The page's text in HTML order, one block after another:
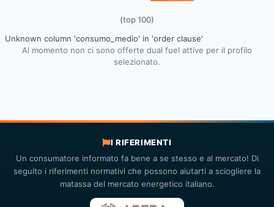
(top 100)
Unknown column 'consumo_medio' in 'order clause'
Al momento non ci sono offerte dual fuel attive per il profilo
selezionato.
I RIFERIMENTI
Un consumatore informato fa bene a se stesso e al mercato! Di
seguito i riferimenti normativi che possono aiutarti a sciogliere la
matassa del mercato energetico italiano.